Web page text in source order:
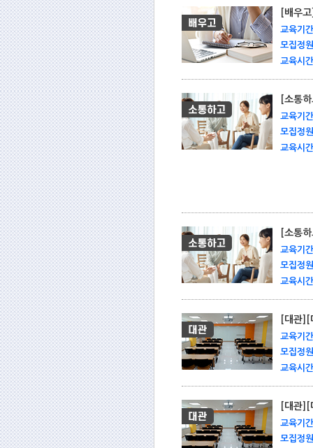
[배우
교육기
모집정
교육시
[소통
교육기
모집정
교육시
[소통
교육기
모집정
교육시
[대관][
교육기
모집정
교육시
[대관
교육기
모집정